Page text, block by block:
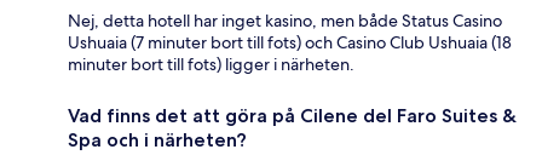
Nej, detta hotell har inget kasino, men både Status Casino
Ushuaia (7 minuter bort till fots) och Casino Club Ushuaia (18
minuter bort till fots) ligger i närheten.
Vad finns det att göra på Cilene del Faro Suites &
Spa och i närheten?